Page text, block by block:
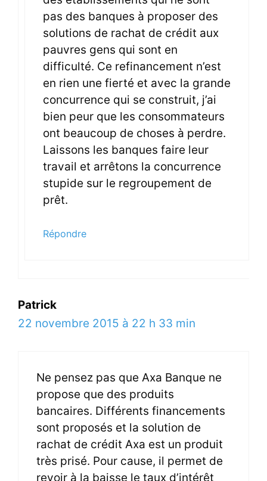
pas des banques à proposer des
solutions de rachat de crédit aux
pauvres gens qui sont en
difficulté. Ce refinancement n’est
en rien une fierté et avec la grande
concurrence qui se construit, j’ai
bien peur que les consommateurs
ont beaucoup de choses à perdre.
Laissons les banques faire leur
travail et arrêtons la concurrence
stupide sur le regroupement de
prêt.
Répondre
Patrick
22 novembre 2015 à 22 h 33 min
Ne pensez pas que Axa Banque ne
propose que des produits
bancaires. Différents financements
sont proposés et la solution de
rachat de crédit Axa est un produit
très prisé. Pour cause, il permet de
revoir à la baisse le taux d’intérêt